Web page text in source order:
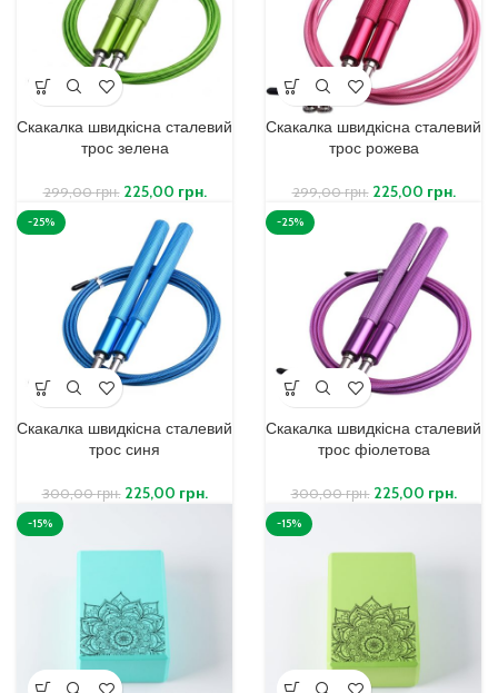
Скакалка швидкісна сталевий
трос зелена
299,00грн. 225,00 грн.
Скакалка швидкісна сталевий
трос рожева
299,00грн. 225,00 грн.
-25%
Скакалка швидкісна сталевий
трос синя
300,00грн. 225,00 грн.
-25%
Скакалка швидкісна сталевий
трос фіолетова
300,00грн. 225,00 грн.
-15% -15%